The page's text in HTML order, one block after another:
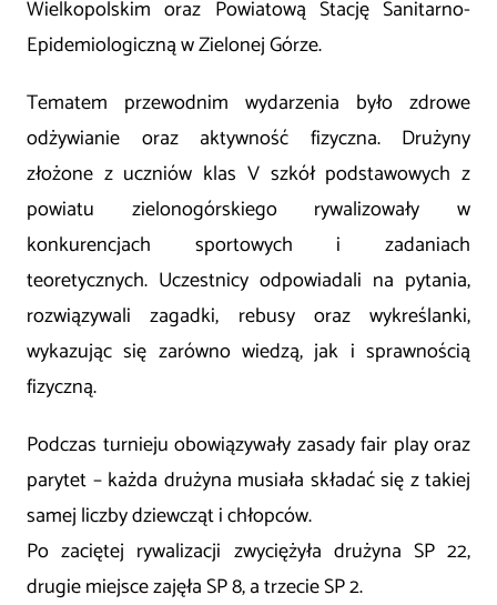
Wielkopolskim oraz Powiatową Stację Sanitarno-
Epidemiologiczną w Zielonej Górze.
Tematem przewodnim wydarzenia było zdrowe
odżywianie oraz aktywność fizyczna. Drużyny
złożone z uczniów klas V szkół podstawowych z
powiatu zielonogórskiego rywalizowały w
konkurencjach sportowych i zadaniach
teoretycznych. Uczestnicy odpowiadali na pytania,
rozwiązywali zagadki, rebusy oraz wykreślanki,
wykazując się zarówno wiedzą, jak i sprawnością
fizyczną.
Podczas turnieju obowiązywały zasady fair play oraz
parytet – każda drużyna musiała składać się z takiej
samej liczby dziewcząt i chłopców.
Po zaciętej rywalizacji zwyciężyła drużyna SP 22,
drugie miejsce zajęła SP 8, a trzecie SP 2.